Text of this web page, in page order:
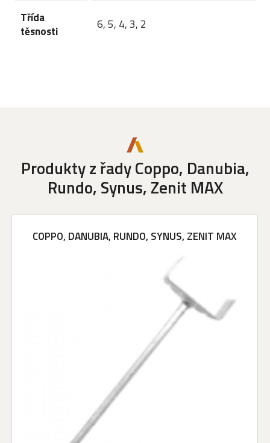
Třída
těsnosti
6, 5, 4, 3, 2
Produkty z řady Coppo, Danubia,
Rundo, Synus, Zenit MAX
COPPO, DANUBIA, RUNDO, SYNUS, ZENIT MAX